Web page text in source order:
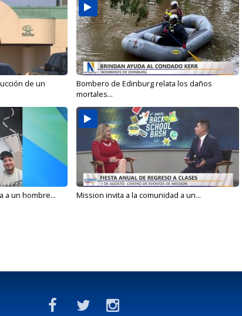
de un
Bombero de Edinburg relata los daños
mortales...
a un hombre... Mission invita a la comunidad a un...